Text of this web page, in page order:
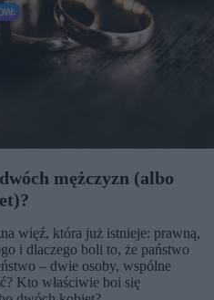
mężczyzn (albo
więź, która już istnieje: prawną,
i dlaczego boli to, że państwo
– dwie osoby, wspólne
Kto właściwie boi się